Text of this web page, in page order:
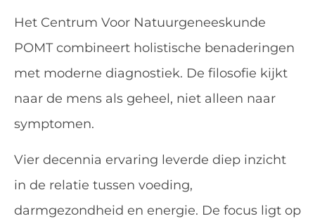
Het Centrum Voor Natuurgeneeskunde
POMT combineert holistische benaderingen
met moderne diagnostiek. De filosofie kijkt
naar de mens als geheel, niet alleen naar
symptomen.
Vier decennia ervaring leverde diep inzicht
in de relatie tussen voeding,
darmgezondheid en energie. De focus ligt op